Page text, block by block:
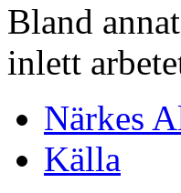
Bland
inlett
Närkes
Källa